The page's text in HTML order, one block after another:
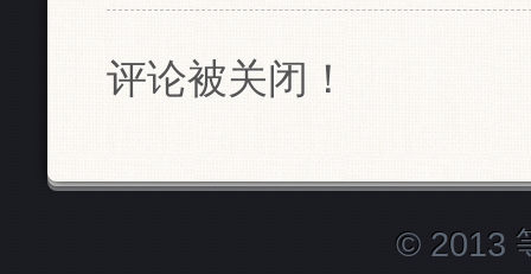
评论被关闭！
© 2013